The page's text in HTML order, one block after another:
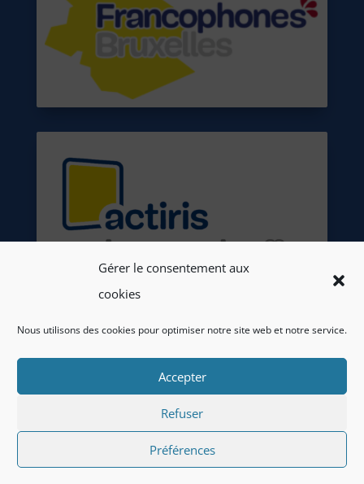
Gérer le consentement aux
cookies
Nous utilisons des cookies pour optimiser notre site web et notre service.
Accepter
Refuser
Préférences